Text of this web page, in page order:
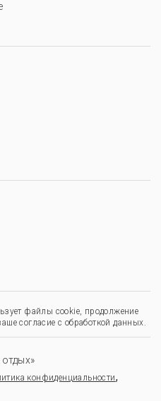
файлы cookie, продолжение
согласие с обработкой данных.
конфиденциальности,